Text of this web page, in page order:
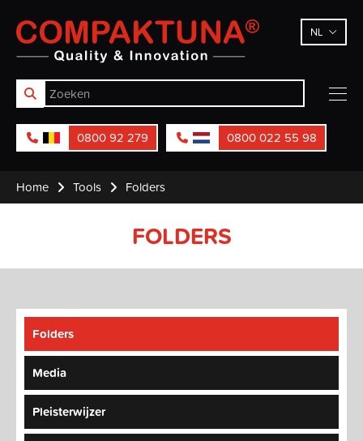
Compaktuna NL
0800 92 279 0800 022 55 98
Home Tools Folders
FOLDERS
Folders
Media
Pleisterwijzer